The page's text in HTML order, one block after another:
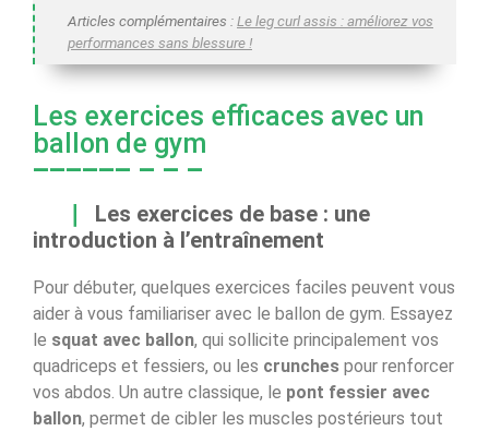
Articles complémentaires :Le leg curl assis : améliorez vos
performances sans blessure !
Les exercices efficaces avec un
ballon de gym
Les exercices de base : une
introduction à l’entraînement
Pour débuter, quelques exercices faciles peuvent vous
aider à vous familiariser avec le ballon de gym. Essayez
le squat avec ballon, qui sollicite principalement vos
quadriceps et fessiers, ou les crunches pour renforcer
vos abdos. Un autre classique, le pont fessier avec
ballon, permet de cibler les muscles postérieurs tout